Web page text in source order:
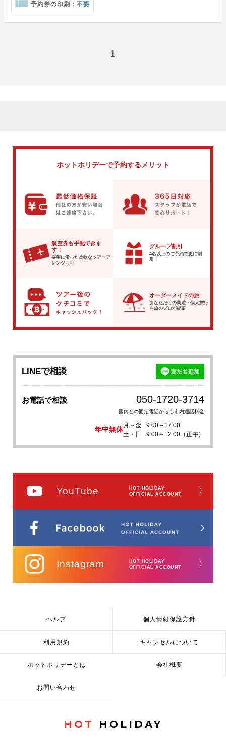
予約券の印刷： 不要
1
ホットホリデーで予約するメリット
航空券も手配できま
す！
要望に沿った柔軟なツアーア
レンジも可
グループ割引
4名以上のご予約で更に割
引！
オーダーメイドの旅
あなただけの周遊・個人旅行
を旅のプロが提案
LINEで相談
お電話で相談 050-1720-3714
国内どの固定電話からも市内通話料金
年中無休
月～金
9:00～17:00
土・日
9:00～12:00（正午）
YouTube
HOT HOLIDAY
OFFICIAL ACCOUNT
〉
Instagram
HOT HOLIDAY
OFFICIAL ACCOUNT
〉
ヘルプ 個人情報保護方針
利用規約 キャンセルについて
ホットホリデーとは 会社概要
お問い合わせ
HOT HOLIDAY